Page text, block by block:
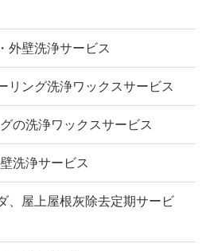
壁洗浄サービス
ング洗浄ワックスサービス
の洗浄ワックスサービス
洗浄サービス
、屋上屋根灰除去定期サービ